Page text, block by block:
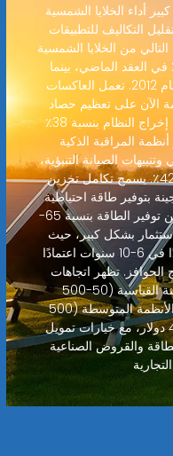
أداء الخلايا الشمسية
التكاليف للتطبيقات
من الخلايا الشمسية
من 18٪ إلى أكثر من 26٪ في العقد الماضي، بينما
انخفضت التكاليف بنسبة 85٪ منذ عام 2012. تعمل العاكسات
الآن على تعظيم حصاد
الطاقة من كل محطة، مما يزيد من إخراج النظام بنسبة 38٪
المراقبة الذكية
الصيانة التنبؤية،
مما يقلل التكاليف التشغيلية بنسبة 42٪. يسمح تكامل تخزين
بتوفير طاقة احتياطية
وتحسين وقت الاستخدام، مما يزيد من توفير الطاقة بنسبة 65-
بشكل كبير، حيث
تحقق المشاريع الهجينة عادةً استردادًا في 6-10 سنوات اعتمادًا
الحوافز. تظهر اتجاهات
التسعير الأخيرة أن الأنظمة الهجينة القياسية (50-500
كيلوواط) تبدأ من 80،000 دولار والأنظمة المتوسطة (500
كيلوواط-2 ميجاواط) من 400،000 دولار، مع خيارات تمويل
والقروض الصناعية